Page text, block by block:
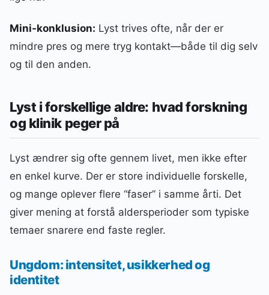
Mini-konklusion: Lyst trives ofte, når der er
mindre pres og mere tryg kontakt—både til dig selv
og til den anden.
Lyst i forskellige aldre: hvad forskning
og klinik peger på
Lyst ændrer sig ofte gennem livet, men ikke efter
en enkel kurve. Der er store individuelle forskelle,
og mange oplever flere “faser” i samme årti. Det
giver mening at forstå aldersperioder som typiske
temaer snarere end faste regler.
Ungdom: intensitet, usikkerhed og
identitet